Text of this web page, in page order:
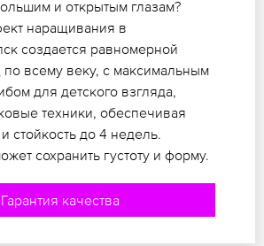
и открытым глазам?
наращивания в
создается равномерной
всему веку, с максимальным
для детского взгляда,
техники, обеспечивая
стойкость до 4 недель.
сохранить густоту и форму.
Гарантия качества